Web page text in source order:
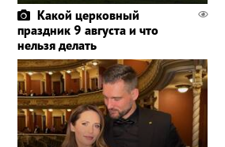
Какой церковный
праздник 9 августа и что
нельзя делать